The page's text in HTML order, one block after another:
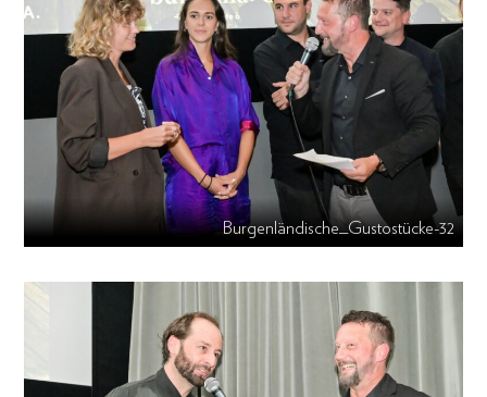
Burgenländische_Gustostücke-32